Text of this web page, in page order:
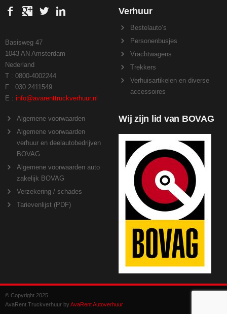
Basisweg 47
1043 AN Amsterdam
Nederland
T : 0800-4002244
F : 030 2411549
E : info@avarenttruckverhuur.nl
Verhuur
Bestelauto’s
Personenbusjes
Vrachtwagens
Trekkers
Verhuisartikelen en diverse
accessoires
Algemene voorwaarden
Algemene voorwaarden
verhuur en deelautobedrijven
BOVAG
Algemene voorwaarden auto
zakelijk BOVAG
Verzekering / schades
Tarievenlijst (PDF)
Wij zijn lid van BOVAG
© Copyright 2025
AvaRent Truckverhuur by AvaRent Autoverhuur